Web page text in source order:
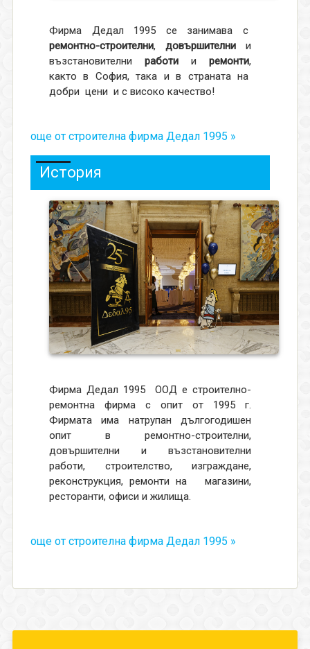
Фирма Дедал 1995 се занимава с
ремонтно-строителни, довършителни и
възстановителни работииремонти,
както в София, така и в страната на
добри цени и с високо качество!
още от строителна фирма Дедал 1995 »
История
Фирма Дедал 1995
ООД е строително-
ремонтна фирма с опит от 1995 г.
Фирмата има натрупан дългогодишен
опит в ремонтно-строителни,
довършителни и възстановителни
работи, строителство, изграждане,
реконструкция, ремонти на магазини,
ресторанти, офиси и жилища.
още от строителна фирма Дедал 1995 »